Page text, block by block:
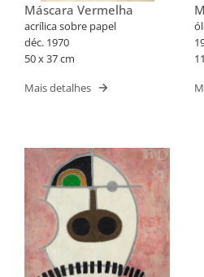
Máscara Vermelha
acrílica sobre papel
déc. 1970
50 x 37 cm
Mais detalhes